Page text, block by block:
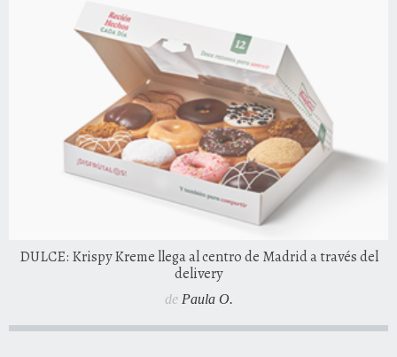
DULCE: Krispy Kreme llega al centro de Madrid a través del
delivery
de Paula O.